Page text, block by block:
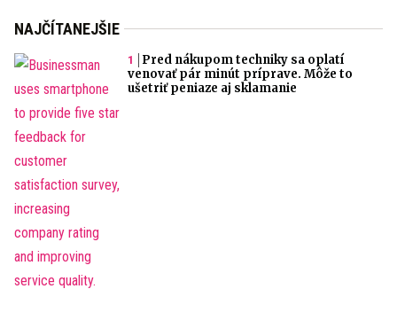
NAJČÍTANEJŠIE
Pred nákupom techniky sa oplatí
venovať pár minút príprave. Môže to
ušetriť peniaze aj sklamanie